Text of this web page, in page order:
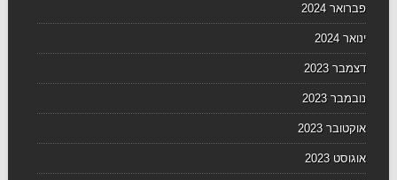
פברואר 2024
ינואר 2024
דצמבר 2023
נובמבר 2023
אוקטובר 2023
אוגוסט 2023